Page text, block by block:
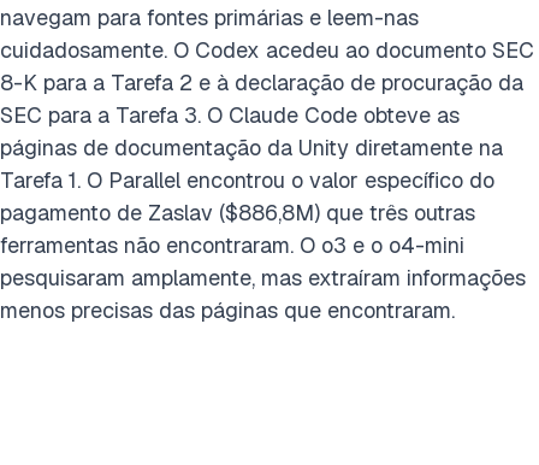
navegam para fontes primárias e leem-nas
cuidadosamente. O Codex acedeu ao documento SEC
8-K para a Tarefa 2 e à declaração de procuração da
SEC para a Tarefa 3. O Claude Code obteve as
páginas de documentação da Unity diretamente na
Tarefa 1. O Parallel encontrou o valor específico do
pagamento de Zaslav ($886,8M) que três outras
ferramentas não encontraram. O o3 e o o4-mini
pesquisaram amplamente, mas extraíram informações
menos precisas das páginas que encontraram.